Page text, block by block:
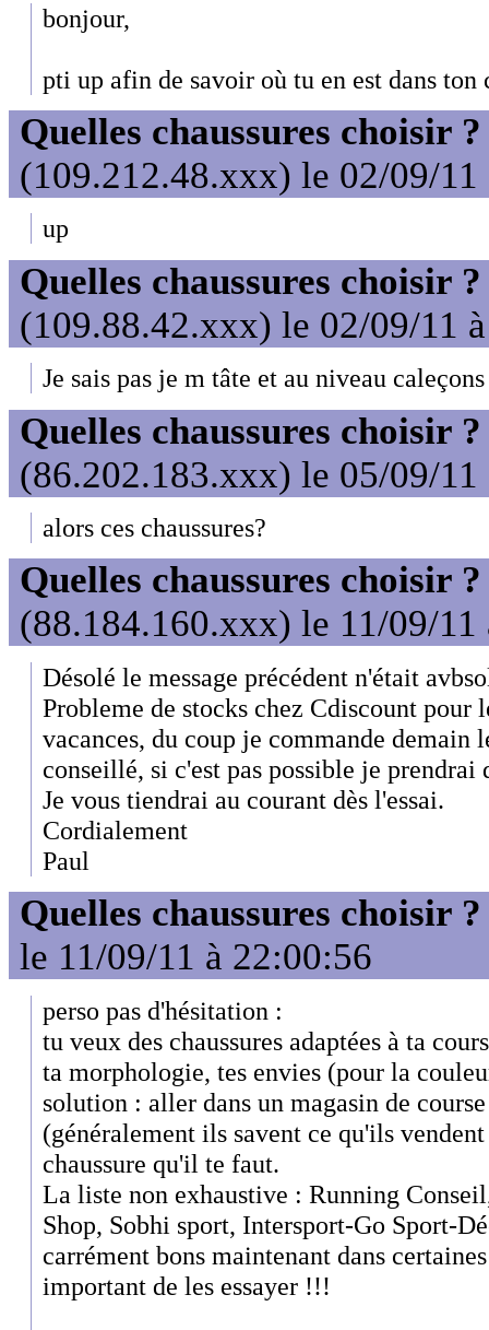
bonjour,
pti up afin de savoir où tu en est dans ton
Quelles chaussures choisir ?
(109.212.48.xxx) le 02/09/11
up
Quelles chaussures choisir ?
(109.88.42.xxx) le 02/09/11
Je sais pas je m tâte et au niveau
Quelles chaussures choisir ?
(86.202.183.xxx) le 05/09/11
alors ces chaussures?
Quelles chaussures choisir ?
(88.184.160.xxx) le 11/09/11
Désolé le message précédent n'était
Probleme de stocks chez Cdiscount pour
vacances, du coup je commande demain
conseillé, si c'est pas possible je prendrai
Je vous tiendrai au courant dès l'essai.
Cordialement
Paul
Quelles chaussures choisir ?
le 11/09/11 à 22:00:56
perso pas d'hésitation :
tu veux des chaussures adaptées à ta
ta morphologie, tes envies (pour la
solution : aller dans un magasin de
(généralement ils savent ce qu'ils
chaussure qu'il te faut.
La liste non exhaustive : Running
Shop, Sobhi sport, Intersport-Go Sport-
carrément bons maintenant dans
important de les essayer !!!